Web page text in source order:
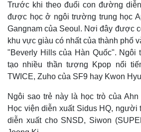
Trước khi theo đuổi con đường
được học ở ngôi trường trung học
Gangnam của Seoul. Nơi đây được
khu vực giàu có nhất của thành phố
"Beverly Hills của Hàn Quốc". Ngôi
tạo nhiều thần tượng Kpop nổi
TWICE, Zuho của SF9 hay Kwon
Ngôi sao trẻ này là học trò của
Học viện diễn xuất Sidus HQ, người
diễn xuất cho SNSD, Siwon